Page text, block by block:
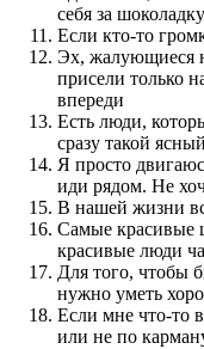
себя за шоколадку
Если кто-то
Эх, жалующиеся
присели только
впереди
Есть люди,
сразу такой
Я просто
иди рядом. Не
В нашей жизни
Самые красивые
красивые люди
Для того, чтобы
нужно уметь
Если мне что-то
или не по